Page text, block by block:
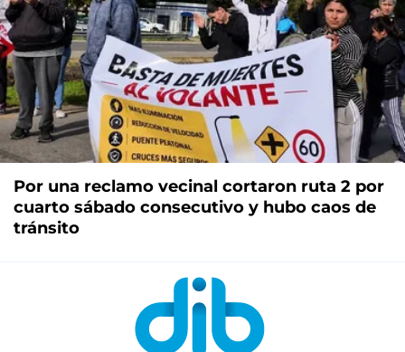
Por una reclamo vecinal cortaron ruta 2 por
cuarto sábado consecutivo y hubo caos de
tránsito